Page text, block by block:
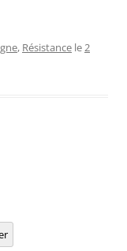
, Résistance le 2